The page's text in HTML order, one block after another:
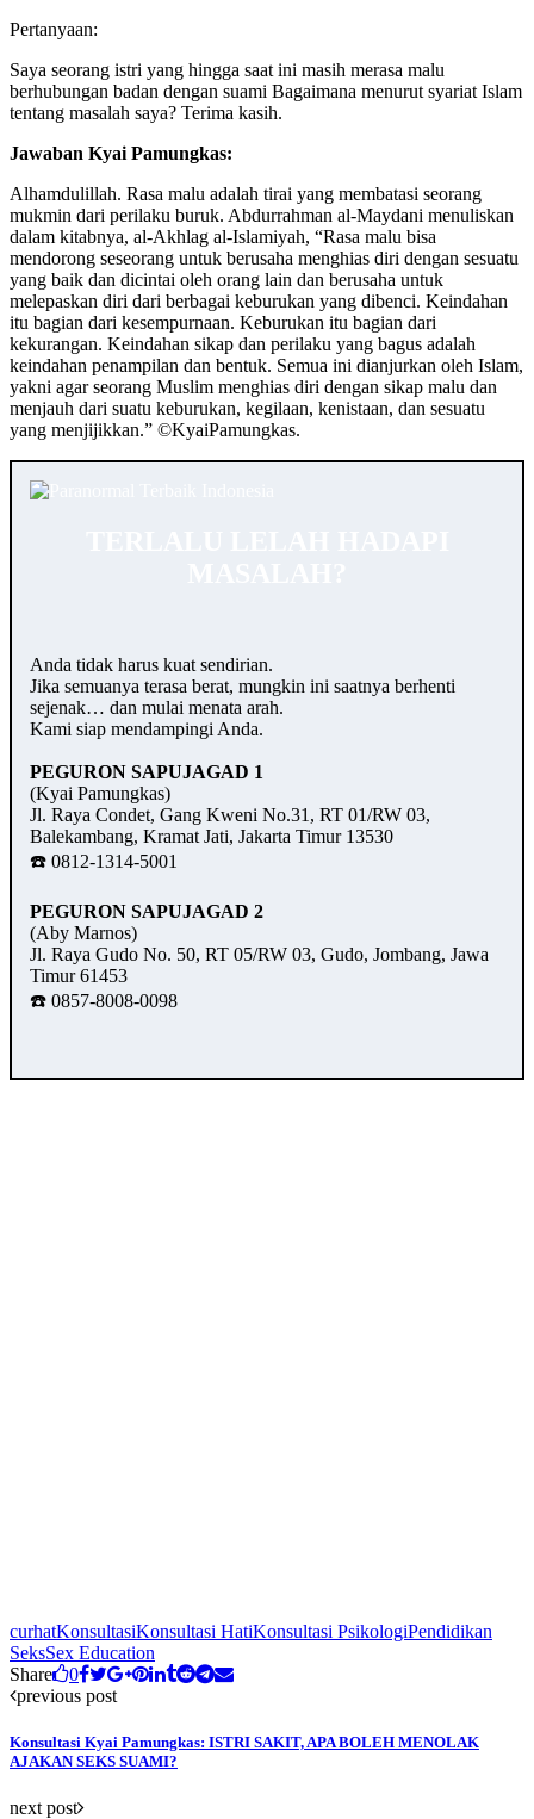
Pertanyaan:
Saya seorang istri yang hingga saat ini masih merasa malu
berhubungan badan dengan suami Bagaimana menurut syariat Islam
tentang masalah saya? Terima kasih.
Jawaban Kyai Pamungkas:
Alhamdulillah. Rasa malu adalah tirai yang membatasi seorang
mukmin dari perilaku buruk. Abdurrahman al-Maydani menuliskan
dalam kitabnya, al-Akhlag al-Islamiyah, “Rasa malu bisa
mendorong seseorang untuk berusaha menghias diri dengan sesuatu
yang baik dan dicintai oleh orang lain dan berusaha untuk
melepaskan diri dari berbagai keburukan yang dibenci. Keindahan
itu bagian dari kesempurnaan. Keburukan itu bagian dari
kekurangan. Keindahan sikap dan perilaku yang bagus adalah
keindahan penampilan dan bentuk. Semua ini dianjurkan oleh Islam,
yakni agar seorang Muslim menghias diri dengan sikap malu dan
menjauh dari suatu keburukan, kegilaan, kenistaan, dan sesuatu
yang menjijikkan.” ©️KyaiPamungkas.
Anda tidak harus kuat sendirian.
Jika semuanya terasa berat, mungkin ini saatnya berhenti
sejenak… dan mulai menata arah.
Kami siap mendampingi Anda.
PEGURON SAPUJAGAD 1
(Kyai Pamungkas)
Jl. Raya Condet, Gang Kweni No.31, RT 01/RW 03,
Balekambang, Kramat Jati, Jakarta Timur 13530
☎️ 0812-1314-5001
PEGURON SAPUJAGAD 2
(Aby Marnos)
Jl. Raya Gudo No. 50, RT 05/RW 03, Gudo, Jombang, Jawa
Timur 61453
☎️ 0857-8008-0098
curhatKonsultasiKonsultasi HatiKonsultasi PsikologiPendidikan
SeksSex Education
Share
0
previous post
Konsultasi Kyai Pamungkas: ISTRI SAKIT, APA BOLEH MENOLAK
AJAKAN SEKS SUAMI?
next post